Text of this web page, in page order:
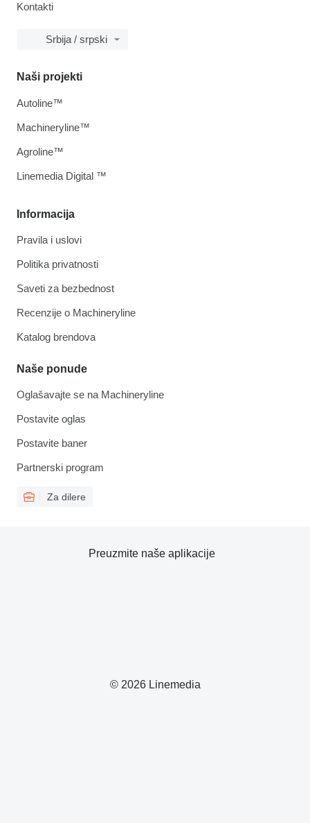
Kontakti
Srbija / srpski
Informacija
Pravila i uslovi
Politika privatnosti
Saveti za bezbednost
Recenzije o Machineryline
Katalog brendova
Naše ponude
Oglašavajte se na Machineryline
Postavite oglas
Postavite baner
Partnerski program
Za dilere
Naši projekti
Autoline™
Machineryline™
Agroline™
Linemedia Digital ™
© 2026 Linemedia
Preuzmite naše aplikacije